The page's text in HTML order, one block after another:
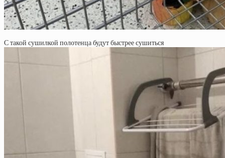
С такой сушилкой полотенца будут быстрее сушиться